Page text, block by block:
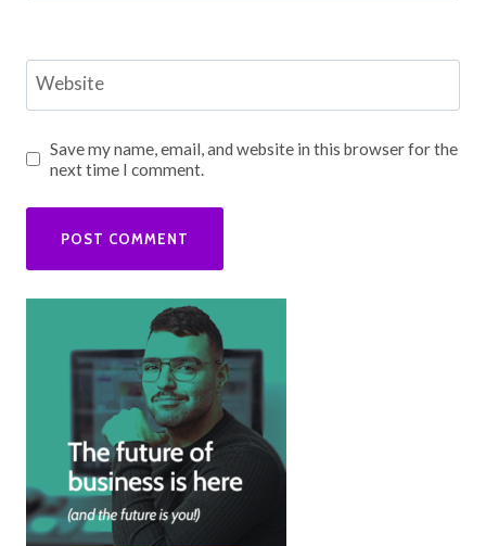
Website
Save my name, email, and website in this browser for the
next time I comment.